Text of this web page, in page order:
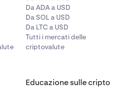
Da ADA a USD
Da SOL a USD
Da LTC a USD
Tutti i mercati delle
criptovalute
Educazione sulle cripto